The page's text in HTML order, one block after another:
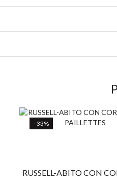
- 33%
RUSSELL-ABITO CON